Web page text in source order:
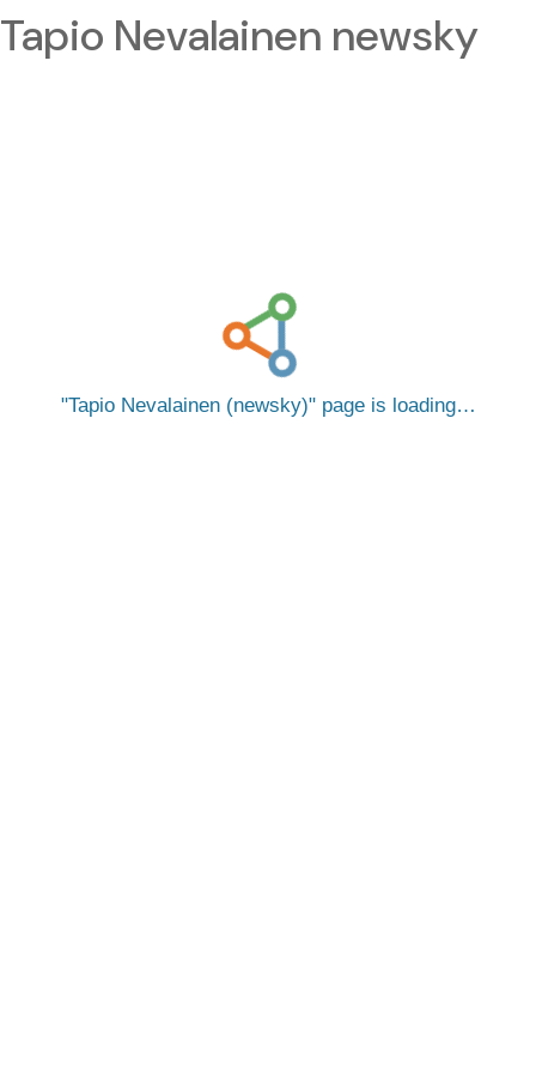
Tapio Nevalainen newsky
Tapio Nevalainen (newsky) page is loading…